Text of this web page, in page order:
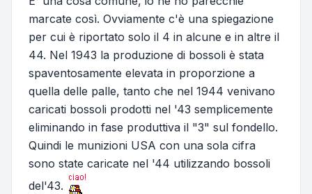
marcate così. Ovviamente c'è una spiegazione
per cui è riportato solo il 4 in alcune e in altre il
44. Nel 1943 la produzione di bossoli è stata
spaventosamente elevata in proporzione a
quella delle palle, tanto che nel 1944 venivano
caricati bossoli prodotti nel '43 semplicemente
eliminando in fase produttiva il "3" sul fondello.
Quindi le munizioni USA con una sola cifra
sono state caricate nel '44 utilizzando bossoli
del'43.